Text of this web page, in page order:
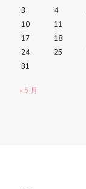
3
4
10
11
17
18
24
25
31
« 5 月